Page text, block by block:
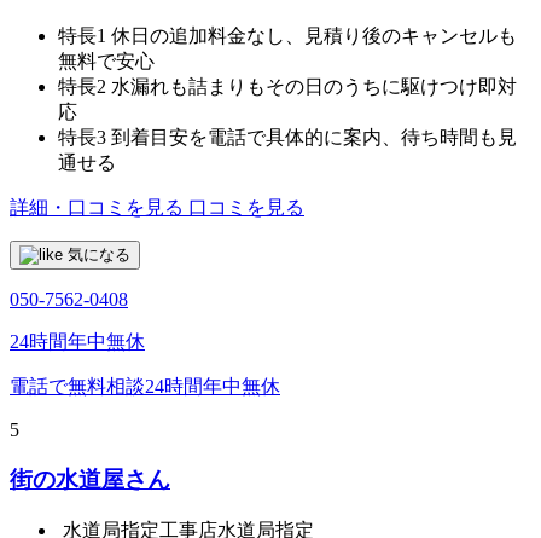
特長1 休日の追加料金なし、見積り後のキャンセルも
無料で安心
特長2 水漏れも詰まりもその日のうちに駆けつけ即対
応
特長3 到着目安を電話で具体的に案内、待ち時間も見
通せる
詳細・口コミを見る 口コミを見る
気になる
050-7562-0408
24時間年中無休
電話で無料相談24時間年中無休
5
街の水道屋さん
水道局指定工事店水道局指定